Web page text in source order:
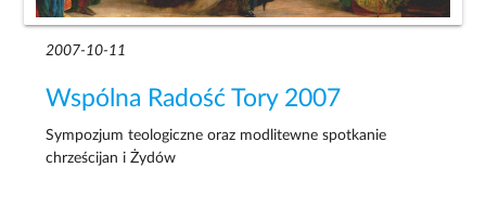
2007-10-11
Wspólna Radość Tory 2007
Sympozjum teologiczne oraz modlitewne spotkanie
chrześcijan i Żydów